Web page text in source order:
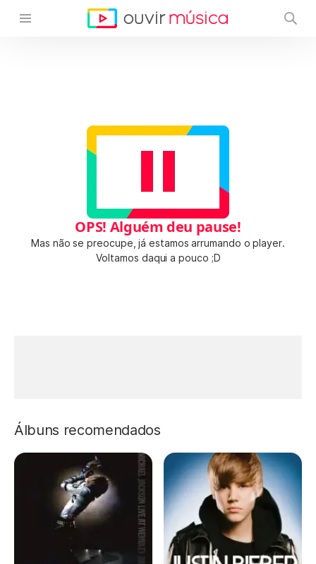
OPS! Alguém deu pause!
Mas não se preocupe, já estamos arrumando o player.
Voltamos daqui a pouco ;D
Álbuns recomendados